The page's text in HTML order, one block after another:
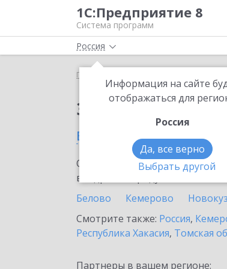
1С:Предприятие 8
Система программ
Россия
Информация на сайте
отображаться для
Россия
Да, все верно
Выбрать другой
Главная
Заказать 1С:СБП
в Киселевске
Ознакомьтесь с
внедрение продукта.
Белово
Кемерово
Смотрите также: Россия,
Республика Хакасия, Томская
Партнеры в вашем регионе: